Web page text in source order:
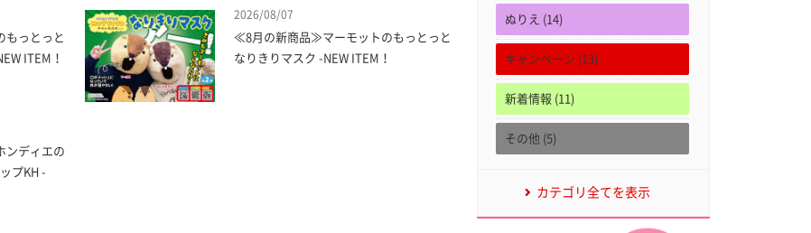
っとっと
ITEM！
2026/08/07
≪8月の新商品≫マーモットのもっとっと
なりきりマスク -NEW ITEM！
ンディエの
プKH -
ぬりえ (14)
キャンペーン (13)
新着情報 (11)
その他 (5)
カテゴリ全てを表示